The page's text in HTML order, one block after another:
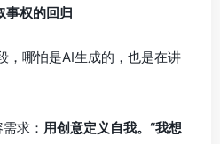
权的回归
，哪怕是AI生成的，也是在讲
求： 用创意定义自我。“我想